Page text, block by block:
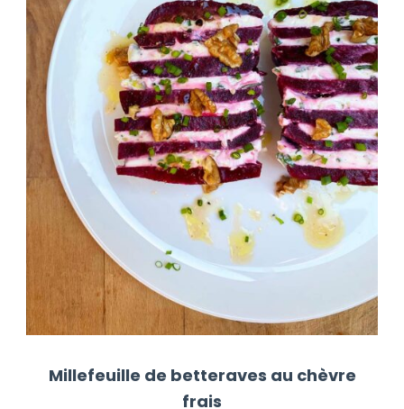
Millefeuille de betteraves au chèvre
frais